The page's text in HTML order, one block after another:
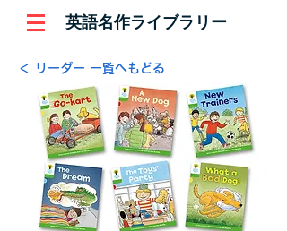
英語名作ライブラリー
＜ リーダー 一覧へもどる